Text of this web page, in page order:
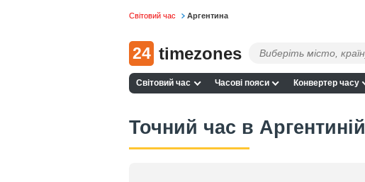
Світовий час Аргентина
24 timezones
Світовий час Часові пояси Конвертер часу
Точний час в Аргентиній